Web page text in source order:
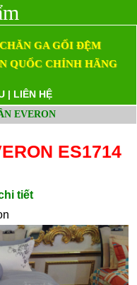
CHĂN GA GỐI ĐỆM
QUỐC CHÍNH HÃNG
| LIÊN HỆ
EVERON
ES1714
tiết